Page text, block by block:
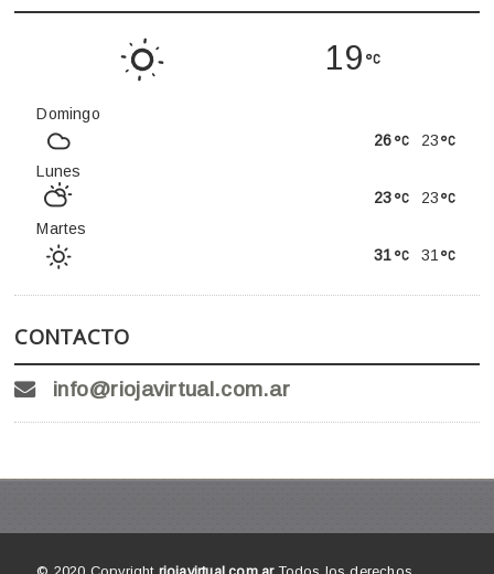
19
Domingo
23
26
Lunes
23
23
Martes
31
31
CONTACTO
info@riojavirtual.com.ar